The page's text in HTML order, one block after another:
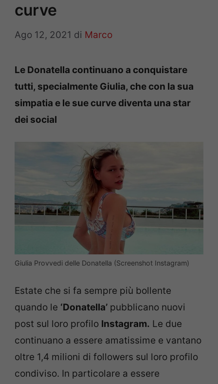
curve
Ago 12, 2021 di Marco
Le Donatella continuano a conquistare
tutti, specialmente Giulia, che con la sua
simpatia e le sue curve diventa una star
dei social
Giulia Provvedi delle Donatella (Screenshot Instagram)
Estate che si fa sempre più bollente
quando le ‘Donatella’ pubblicano nuovi
post sul loro profilo Instagram. Le due
continuano a essere amatissime e vantano
oltre 1,4 milioni di followers sul loro profilo
condiviso. In particolare a essere